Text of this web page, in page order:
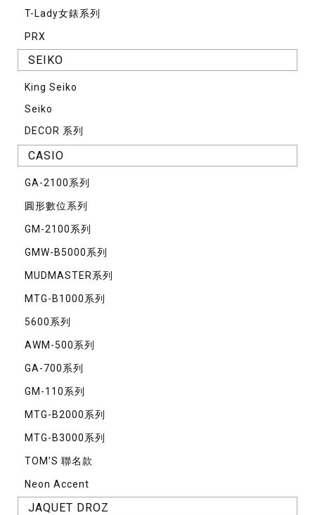
T-Lady女錶系列
PRX
SEIKO
King Seiko
Seiko
DECOR 系列
CASIO
GA-2100系列
圓形數位系列
GM-2100系列
GMW-B5000系列
MUDMASTER系列
MTG-B1000系列
5600系列
AWM-500系列
GA-700系列
GM-110系列
MTG-B2000系列
MTG-B3000系列
TOM’S 聯名款
Neon Accent
JAQUET DROZ